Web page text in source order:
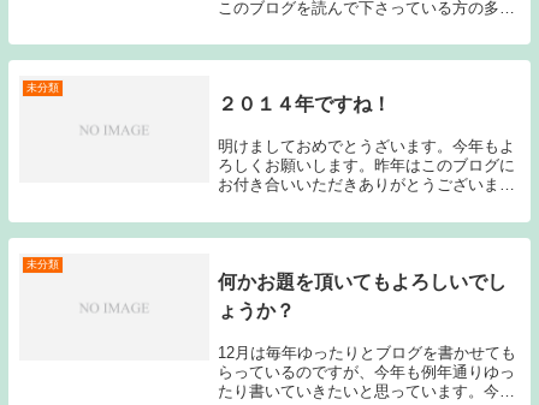
このブログを読んで下さっている方の多く
ため、リーグ2連覇を達成した素晴らしい1
年になったと感じている方も多いでしょう
未分類
２０１４年ですね！
明けましておめでとうざいます。今年もよ
ろしくお願いします。昨年はこのブログに
お付き合いいただきありがとうございまし
日が経ちました。慣れないながらも何とか
ここまでブログを継続することが出来まし
未分類
何かお題を頂いてもよろしいでし
ょうか？
12月は毎年ゆったりとブログを書かせても
らっているのですが、今年も例年通りゆっ
たり書いていきたいと思っています。今シ